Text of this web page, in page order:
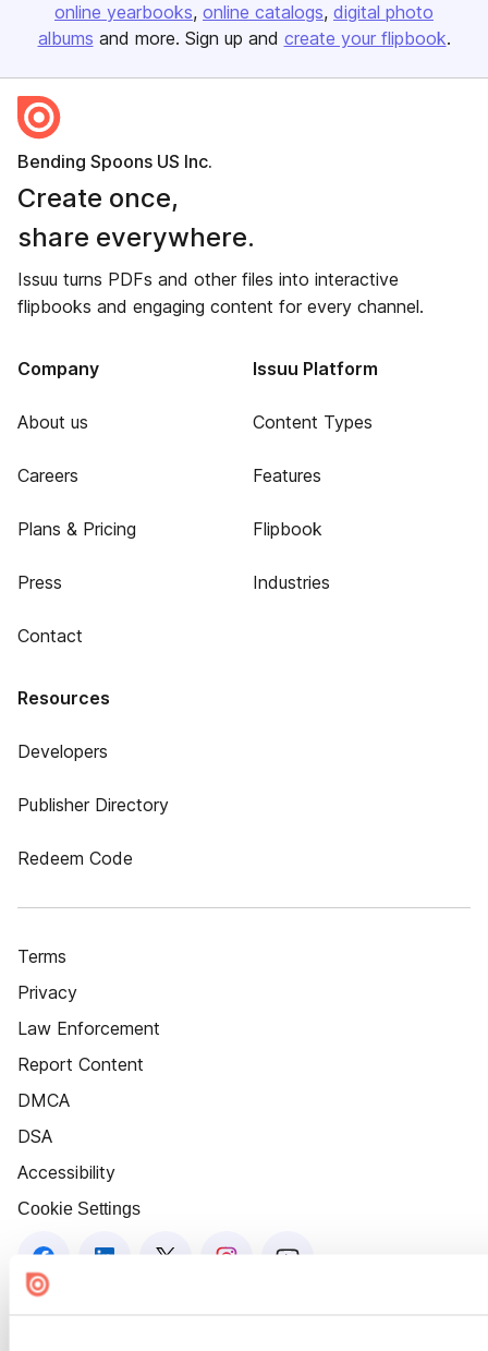
online yearbooks online catalogs digital photo
albums and more. Sign up and create your flipbook.
Bending Spoons US Inc.
Create once,
share everywhere.
Issuu turns PDFs and other files into interactive
flipbooks and engaging content for every channel.
Company
About us
Careers
Plans & Pricing
Press
Contact
Issuu Platform
Content Types
Features
Flipbook
Industries
Resources
Developers
Publisher Directory
Redeem Code
Terms
Privacy
Law Enforcement
Report Content
DMCA
DSA
Accessibility
Cookie Settings